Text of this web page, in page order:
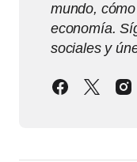
mundo,
economía.
sociales y